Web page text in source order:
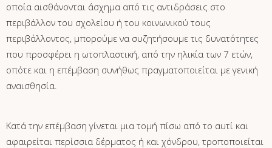
οποία αισθάνονται άσχημα από τις αντιδράσεις στο
περιβάλλον του σχολείου ή του κοινωνικού τους
περιβάλλοντος, μπορούμε να συζητήσουμε τις δυνατότητες
που προσφέρει η ωτοπλαστική, από την ηλικία των 7 ετών,
οπότε και η επέμβαση συνήθως πραγματοποιείται με γενική
αναισθησία.
Κατά την επέμβαση γίνεται μια τομή πίσω από το αυτί και
αφαιρείται περίσσια δέρματος ή και χόνδρου, τροποποιείται